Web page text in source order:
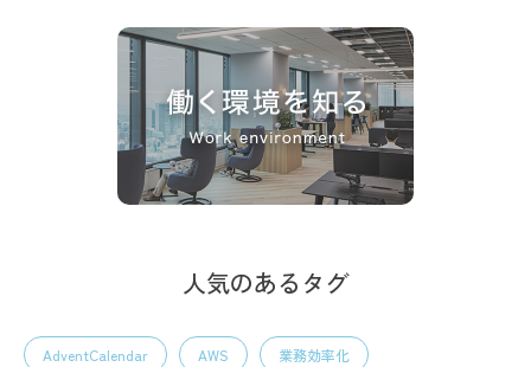
人気のあるタグ
AdventCalendar AWS 業務効率化